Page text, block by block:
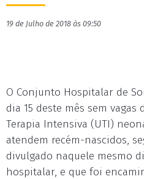
19 de Julho de 2018 às 09:50
O Conjunto Hospitalar de
dia 15 deste mês sem
Terapia Intensiva (UTI)
atendem recém-nascidos,
divulgado naquele mesmo
hospitalar, e que foi